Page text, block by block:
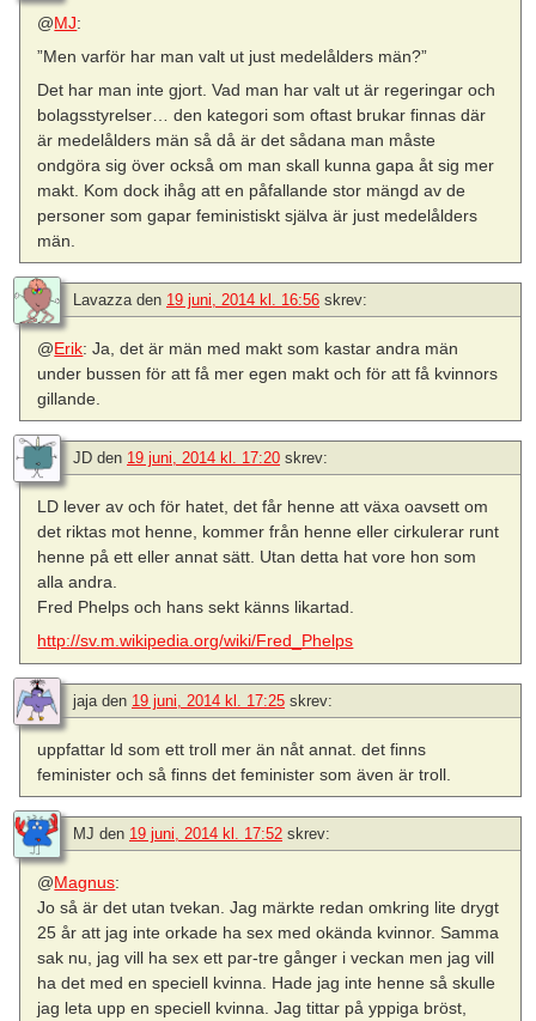
@MJ:
”Men varför har man valt ut just medelålders män?”
Det har man inte gjort. Vad man har valt ut är regeringar och
bolagsstyrelser… den kategori som oftast brukar finnas där
är medelålders män så då är det sådana man måste
ondgöra sig över också om man skall kunna gapa åt sig mer
makt. Kom dock ihåg att en påfallande stor mängd av de
personer som gapar feministiskt själva är just medelålders
män.
Lavazzaden 19 juni, 2014 kl. 16:56 skrev:
@Erik: Ja, det är män med makt som kastar andra män
under bussen för att få mer egen makt och för att få kvinnors
gillande.
JD den 19 juni, 2014 kl. 17:20 skrev:
LD lever av och för hatet, det får henne att växa oavsett om
det riktas mot henne, kommer från henne eller cirkulerar runt
henne på ett eller annat sätt. Utan detta hat vore hon som
alla andra.
Fred Phelps och hans sekt känns likartad.
http://sv.m.wikipedia.org/wiki/Fred_Phelps
jaja den 19 juni, 2014 kl. 17:25 skrev:
uppfattar ld som ett troll mer än nåt annat. det finns
feminister och så finns det feminister som även är troll.
MJ den 19 juni, 2014 kl. 17:52 skrev:
@Magnus:
Jo så är det utan tvekan. Jag märkte redan omkring lite drygt
25 år att jag inte orkade ha sex med okända kvinnor. Samma
sak nu, jag vill ha sex ett par-tre gånger i veckan men jag vill
ha det med en speciell kvinna. Hade jag inte henne så skulle
jag leta upp en speciell kvinna. Jag tittar på yppiga bröst,